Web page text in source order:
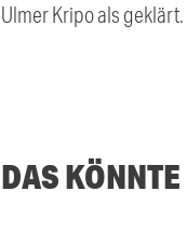
Ulmer Kripo als geklärt.
DAS